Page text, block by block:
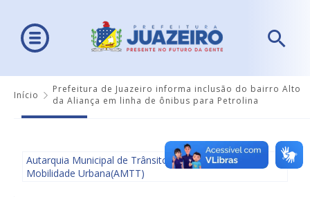
Início
Prefeitura de Juazeiro informa inclusão do bairro Alto
da Aliança em linha de ônibus para Petrolina
Autarquia Municipal de Trânsito e Transporte e
Mobilidade Urbana(AMTT)